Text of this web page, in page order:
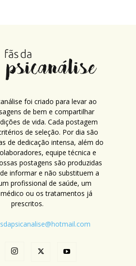
foi criado para levar ao
de bem e compartilhar
de vida. Cada postagem
de seleção. Por dia são
de dedicação intensa, além do
equipe técnica e
postagens são produzidas
informar e não substituem a
profissional de saúde, um
ou os tratamentos já
prescritos.